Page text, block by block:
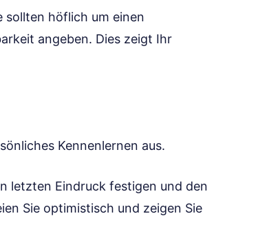
sollten höflich um einen
angeben. Dies zeigt Ihr
Kennenlernen aus.
letzten Eindruck festigen und den
Sie optimistisch und zeigen Sie